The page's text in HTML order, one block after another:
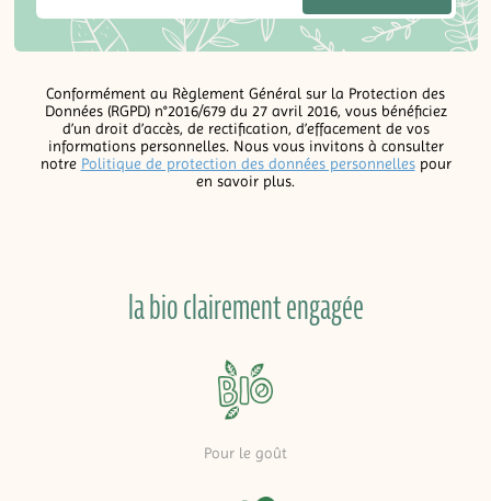
Conformément au Règlement Général sur la Protection des
Données (RGPD) n°2016/679 du 27 avril 2016, vous bénéficiez
d’un droit d’accès, de rectification, d’effacement de vos
informations personnelles. Nous vous invitons à consulter
notre Politique de protection des données personnellespour
en savoir plus.
la bio clairement engagée
Pour le goût